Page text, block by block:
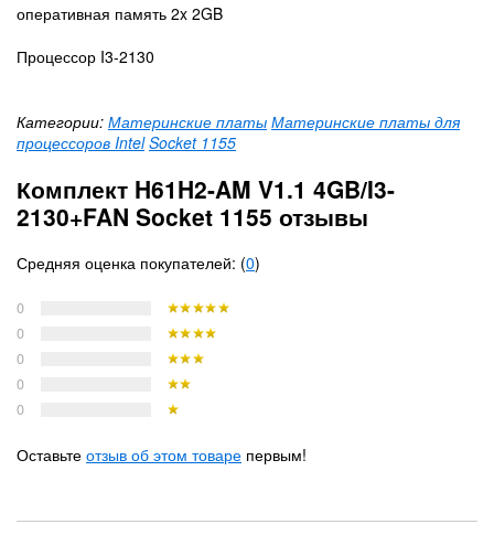
оперативная память 2x 2GB
Процессор I3-2130
Категории: Материнские платы Материнские платы для
процессоров Intel Socket 1155
Комплект H61H2-AM V1.1 4GB/I3-
2130+FAN Socket 1155 отзывы
Средняя оценка покупателей: (0)
0
0
0
0
0
Оставьте отзыв об этом товаре первым!